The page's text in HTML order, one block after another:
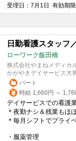
受理日：7月1日 有効期
日勤看護スタッフ
ローワーク飯田橋
株式会社やまねメディカ
かがやきデイサービス大
パート
時給 1,660円 ～
デイサービスでの看
＊夜勤ナシ＆残業も
＊毎月シフトでプライ
・服薬管理